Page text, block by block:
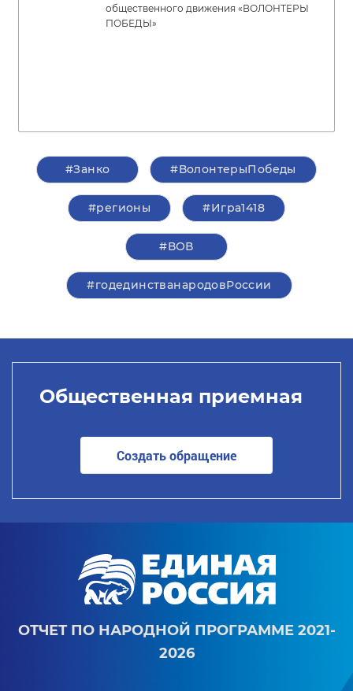
общественного движения «ВОЛОНТЕРЫ
ПОБЕДЫ»
#Занко #ВолонтерыПобеды
#регионы #Игра1418
#ВОВ
#годединстванародовРоссии
Общественная приемная
Создать обращение
ОТЧЕТ ПО НАРОДНОЙ ПРОГРАММЕ 2021-
2026